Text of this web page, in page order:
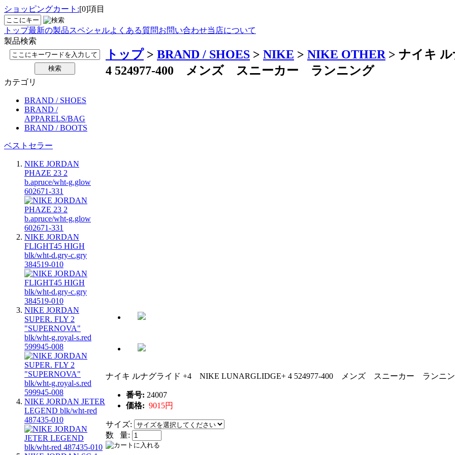
ショッピングカート:[0]項目
トップ最新の製品スペシャルよくある質問お問い合わせ当店について
製品検索
カテゴリ
BRAND / SHOES
BRAND /
APPARELS/BAG
BRAND / BOOTS
ベストセラー
NIKE JORDAN
PHAZE 23 2
b.apruce/wht-g.glow
602671-331
NIKE JORDAN
FLIGHT45 HIGH
blk/wht-d.gry-c.gry
384519-010
NIKE JORDAN
SUPER. FLY 2
"SUPERNOVA"
blk/wht-g.royal-s.red
599945-008
NIKE JORDAN JETER
LEGEND blk/wht-red
487435-010
トップ> BRAND / SHOES > NIKE > NIKE OTHER > ナイキ
4 524977-400 メンズ スニーカー ランニング
ナイキ ルナグライド +4 NIKE LUNARGLIDGE+ 4 524977-400 メンズ スニーカー ランニ
番号: 24007
価格: 9015円
サイズ:
数 量: